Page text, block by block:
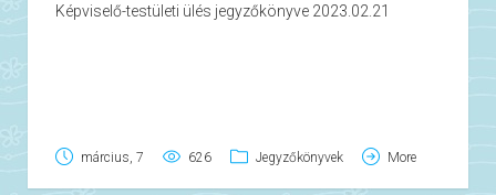
Képviselő-testületi ülés jegyzőkönyve 2023.02.21
március, 7 626 Jegyzőkönyvek More